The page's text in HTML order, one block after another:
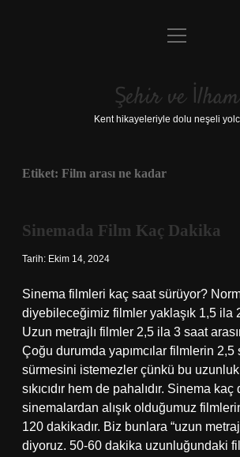
Anasayfa
Yasal Uyarı
menüyü
Şehir ve İlham
Kent hikayeleriyle dolu neşeli
Etiket: Film arası ne kadar
Sinemada Film Kaç Dakika
Tarih: Ekim 14, 2024
Sinema filmleri kaç saat sürüyor?
diyebileceğimiz filmler yaklaşık 1,5 ila
Uzun metrajlı filmler 2,5 ila 3 saat
Çoğu durumda yapımcılar filmlerin 2,5
sürmesini istemezler çünkü bu
sıkıcıdır hem de pahalıdır. Sinema
sinemalardan alışık olduğumuz
120 dakikadır. Biz bunlara “uzun
diyoruz. 50-60 dakika uzunluğundaki